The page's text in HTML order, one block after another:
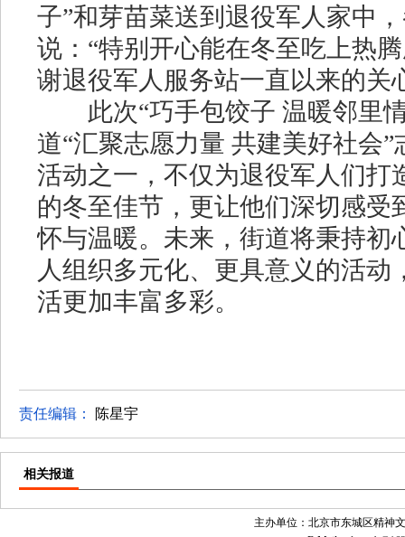
子”和芽苗菜送到退役军人家中
说：“特别开心能在冬至吃上热
谢退役军人服务站一直以来的关
此次“巧手包饺子 温暖邻里
道“汇聚志愿力量 共建美好社会
活动之一，不仅为退役军人们打
的冬至佳节，更让他们深切感受
怀与温暖。 未来 ，街道将秉持
人组织多元化、更具意义的活动
活更加丰富多彩。
责任编辑： 陈星宇
相关报道
主办单位：北京市东城区精神